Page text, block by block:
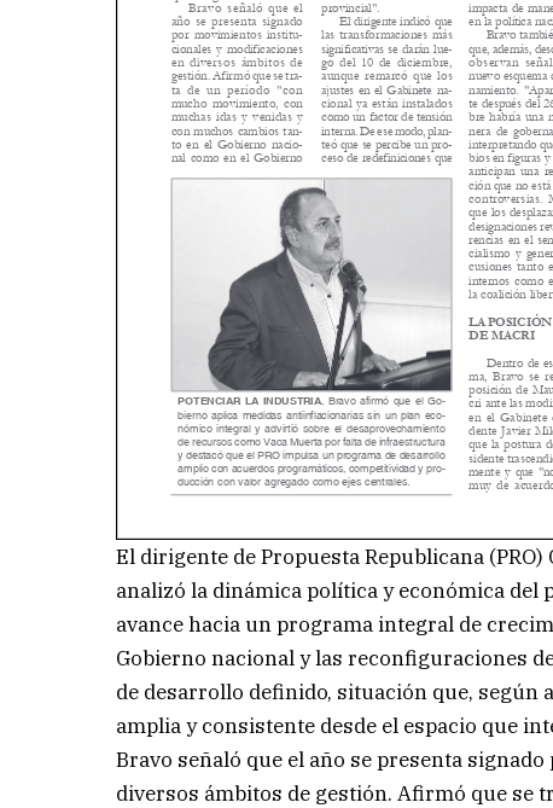
El dirigente de Propuesta Republicana
analizó la dinámica política y económica del
avance hacia un programa integral de
Gobierno nacional y las reconfiguraciones
de desarrollo definido, situación que,
amplia y consistente desde el espacio que
Bravo señaló que el año se presenta
diversos ámbitos de gestión. Afirmó que se